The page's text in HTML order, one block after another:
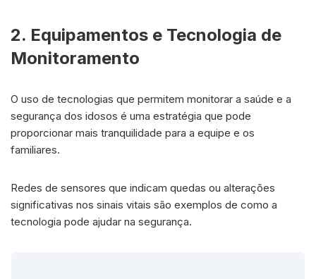
2. Equipamentos e Tecnologia de
Monitoramento
O uso de tecnologias que permitem monitorar a saúde e a
segurança dos idosos é uma estratégia que pode
proporcionar mais tranquilidade para a equipe e os
familiares.
Redes de sensores que indicam quedas ou alterações
significativas nos sinais vitais são exemplos de como a
tecnologia pode ajudar na segurança.